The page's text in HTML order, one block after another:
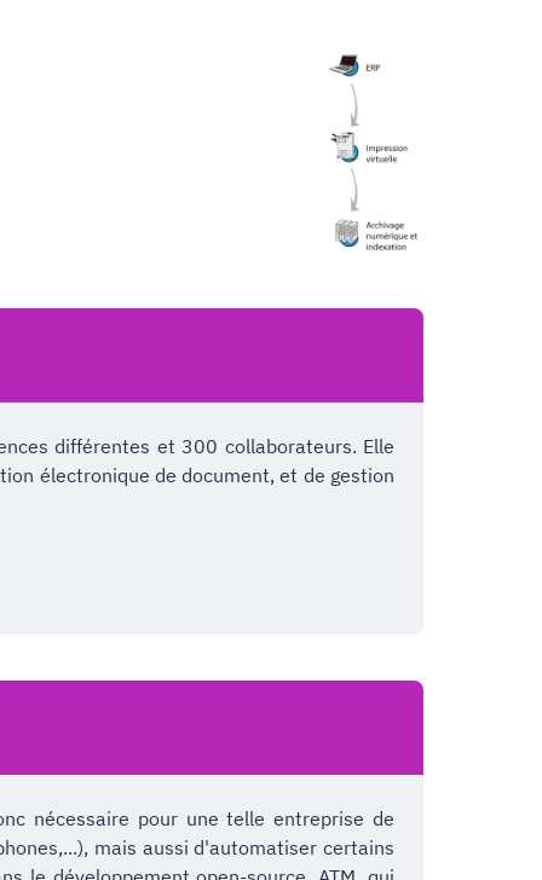
différentes et 300 collaborateurs. Elle
électronique de document, et de gestion
nécessaire pour une telle entreprise de
mais aussi d'automatiser certains